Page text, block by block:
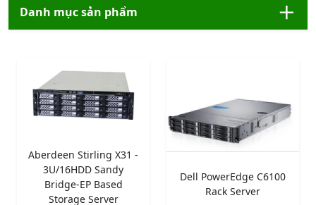
Danh mục sản phẩm
Aberdeen Stirling X31 -
3U/16HDD Sandy
Bridge-EP Based
Storage Server
Dell PowerEdge C6100
Rack Server